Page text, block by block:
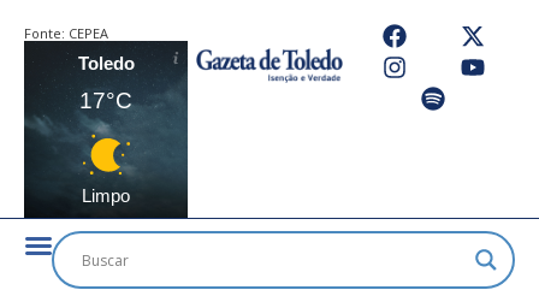
Fonte: CEPEA
Toledo
17°C
Limpo